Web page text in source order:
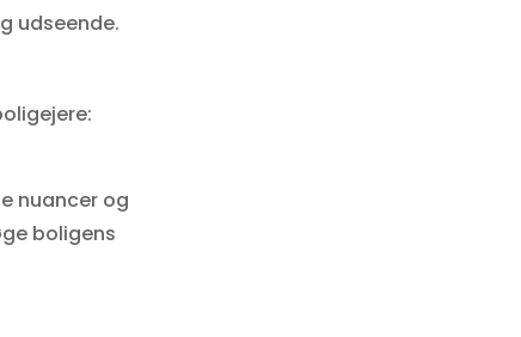
udseende.
nuancer og
boligens